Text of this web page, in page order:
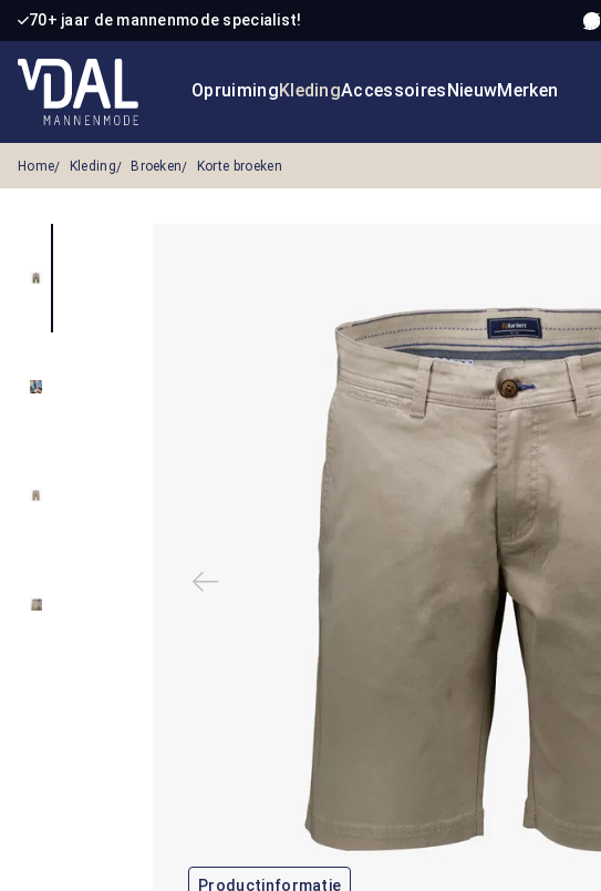
de hoofdinhoud
Ga naar de zoekopdracht
Ga naar de hoofdnavigatie
70+ jaar de mannenmode specialist!
OpruimingKledingAccessoiresNieuwMerken
Home Kleding Broeken Korte broeken
Productinformatie